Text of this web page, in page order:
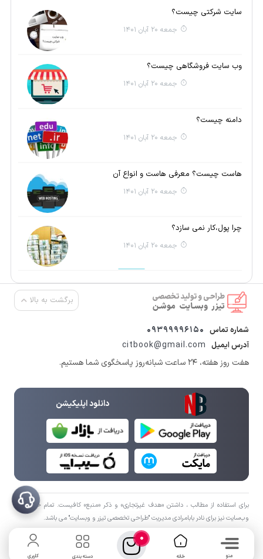
سایت شرکتی چیست؟
جمعه 20 آبان 1401
وب سایت فروشگاهی چیست؟
جمعه 20 آبان 1401
دامنه چیست؟
جمعه 20 آبان 1401
هاست چیست؟ معرفی هاست و انواع آن
جمعه 20 آبان 1401
چرا پول،کار نمی سازد؟
جمعه 20 آبان 1401
منو خانه
0
دسته بندی کاربری
برگشت به بالا
شماره تماس 09399996150
آدرس ایمیل citbook@gmail.com
هفت روز هفته، ۲۴ ساعت شبانه‌روز پاسخگوی شما هستیم.
دانلود اپلیکیشن
برای استفاده از مطالب ، داشتن «هدف غیرتجاری» و ذکر «منبع» کافیست. تمام حقوق اين
وب‌سايت نیز برای نادر بابامرادی مدیریت "طراحی تخصصی تیزر و وبسایت" می باشد.